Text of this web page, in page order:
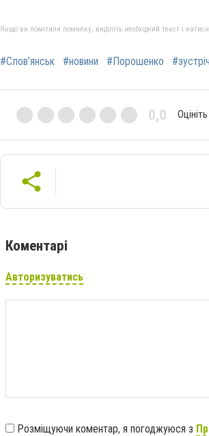
Якщо ви помітили помилку, виділіть необхідний текст і
#Слов’янськ #новини #Порошенко #зустріч
0,0
Коментарі
Авторизуватись
Розміщуючи коментар, я погоджуюся з